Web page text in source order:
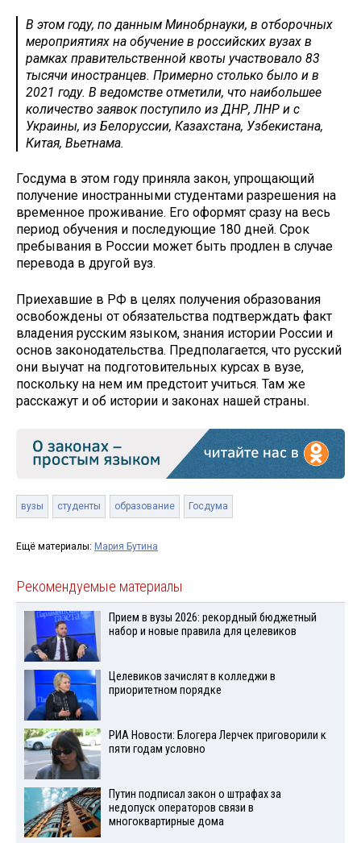
В этом году, по данным Минобрнауки, в отборочных
мероприятиях на обучение в российских вузах в
рамках правительственной квоты участвовало 83
тысячи иностранцев. Примерно столько было и в
2021 году. В ведомстве отметили, что наибольшее
количество заявок поступило из ДНР, ЛНР и с
Украины, из Белоруссии, Казахстана, Узбекистана,
Китая, Вьетнама.
Госдума в этом году приняла закон, упрощающий
получение иностранными студентами разрешения на
временное проживание. Его оформят сразу на весь
период обучения и последующие 180 дней. Срок
пребывания в России может быть продлен в случае
перевода в другой вуз.
Приехавшие в РФ в целях получения образования
освобождены от обязательства подтверждать факт
владения русским языком, знания истории России и
основ законодательства. Предполагается, что русский
они выучат на подготовительных курсах в вузе,
поскольку на нем им предстоит учиться. Там же
расскажут и об истории и законах нашей страны.
вузы студенты образование Госдума
Ещё материалы: Мария Бутина
Рекомендуемые материалы
Прием в вузы 2026: рекордный бюджетный
набор и новые правила для целевиков
Целевиков зачислят в колледжи в
приоритетном порядке
РИА Новости: Блогера Лерчек приговорили к
пяти годам условно
Путин подписал закон о штрафах за
недопуск операторов связи в
многоквартирные дома